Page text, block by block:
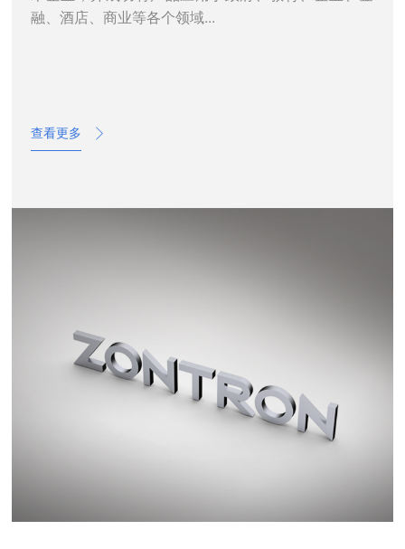
融、酒店、商业等各个领域...
查看更多